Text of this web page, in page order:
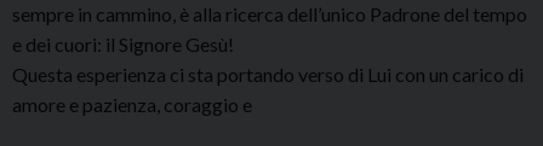
sempre in cammino, è alla ricerca dell’unico Padrone del tempo
e dei cuori: il Signore Gesù!
Questa esperienza ci sta portando verso di Lui con un carico di
amore e pazienza, coraggio e